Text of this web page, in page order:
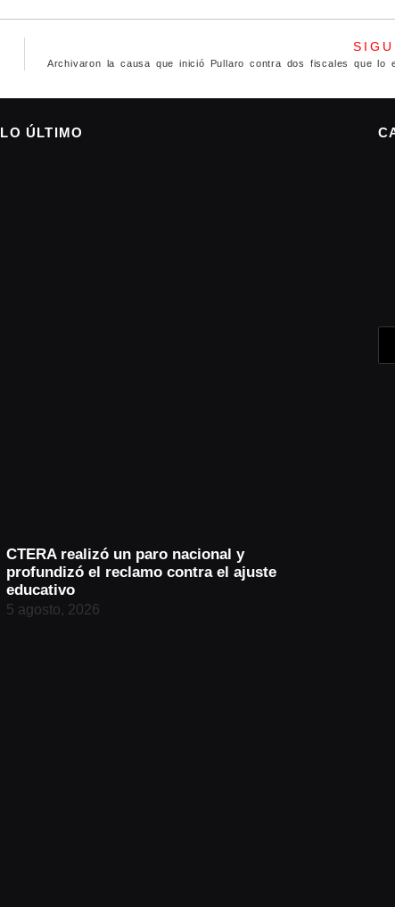
LO ÚLTIMO
CTERA realizó un paro nacional y
profundizó el reclamo contra el ajuste
educativo
5 agosto, 2026